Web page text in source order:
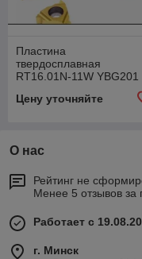
Пластина
твердосплавная
RT16.01N-11W YBG201
Цену уточняйте
О нас
Рейтинг не
Менее 5 отзывов за
Работает с
г. Минск